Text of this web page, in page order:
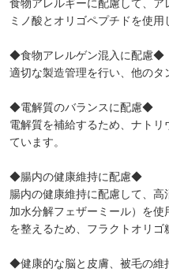
食物アレルギーに配慮して、
ミノ酸とオリゴペプチドを使用
◆食物アレルゲン混入に配慮◆
適切な製造管理を行い、他のタ
◆電解質のバランスに配慮◆
電解質を補給するため、ナト
ています。
◆腸内の健康維持に配慮◆
腸内の健康維持に配慮して、高
加水分解フェザーミール）を
を整えるため、フラクトオリゴ
◆健康的な脳と皮膚、被毛の